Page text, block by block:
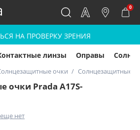
0
НА ПРОВЕРКУ ЗРЕНИЯ
линзы Оправы
очки Солнцезащитные
очки Prada A17S-
нет